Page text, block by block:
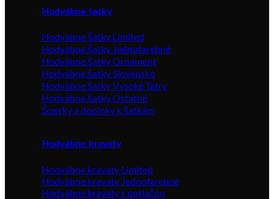
Hodvábne šatky
Hodvábne šatky Limited
Hodvábne šatky Jednofarebné
Hodvábne šatky Ornament
Hodvábne šatky Slovensko
Hodvábne šatky Vysoké Tatry
Hodvábne šatky Ostatné
Šperky a doplnky k šatkám
Hodvábne kravaty
Hodvábne kravaty Limited
Hodvábne kravaty Jednofarebné
Hodvábne kravaty s potlačou